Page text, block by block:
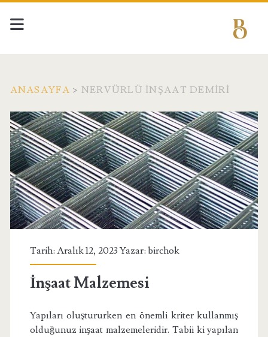
ANASAYFA > NERVÜRLÜ INŞAAT DEMIRI
Etiket:
<span>nervürlü
inşaat
demiri</span>
Tarih: Aralık 12, 2023 Yazar: birchok
İnşaat Malzemesi
Yapıları oluştururken en önemli kriter kullanmış
olduğunuz inşaat malzemeleridir. Tabii ki yapılan